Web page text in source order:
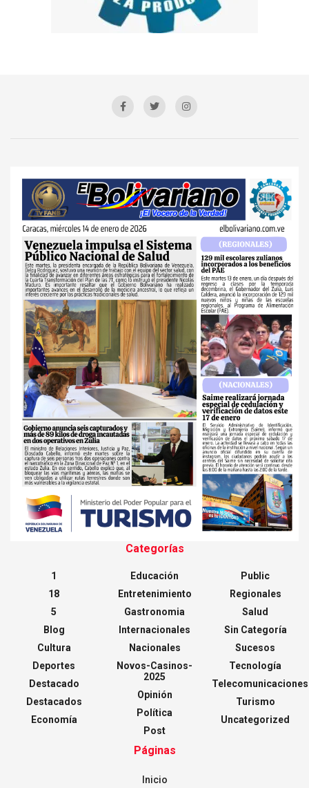
Categorías
1
18
5
Blog
Cultura
Deportes
Destacado
Destacados
Economía
Educación
Entretenimiento
Gastronomia
Internacionales
Nacionales
Novos-Casinos-
2025
Opinión
Política
Post
Public
Regionales
Salud
Sin Categoría
Sucesos
Tecnología
Telecomunicaciones
Turismo
Uncategorized
Páginas
Inicio